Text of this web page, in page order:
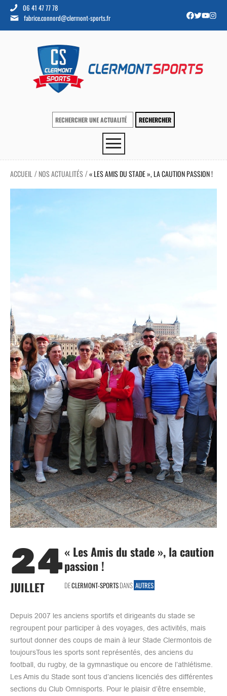
06 41 47 77 78
fabrice.connord@clermont-sports.fr
ACCUEIL / NOS ACTUALITÉS /« LES AMIS DU STADE », LA CAUTION PASSION !
24
JUILLET
« Les Amis du stade », la caution
passion !
DECLERMONT-SPORTSDANS AUTRES
Depuis 2007 les anciens sportifs et dirigeants du stade se
regroupent pour participer à des voyages, des activités, mais
surtout donner des coups de main à leur Stade Clermontois de
toujoursTous les sports sont représentés, des anciens du
football, du rugby, de la gymnastique ou encore de l’athlétisme.
Les Amis du Stade sont tous d’anciens licenciés des différentes
sections du Club Omnisports. Pour le plaisir d’être ensemble,